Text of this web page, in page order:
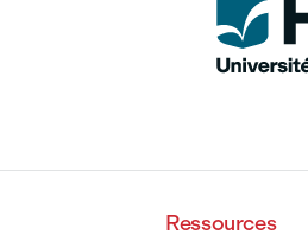
Ressources